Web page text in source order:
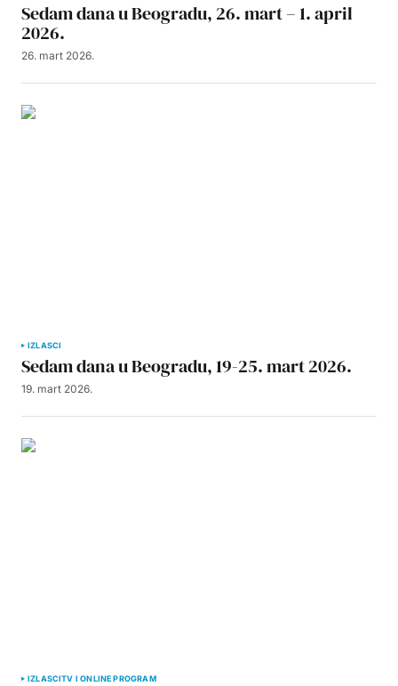
Sedam dana u Beogradu, 26. mart – 1. april
2026.
26. mart 2026.
IZLASCI
Sedam dana u Beogradu, 19-25. mart 2026.
19. mart 2026.
IZLASCITV I ONLINE PROGRAM